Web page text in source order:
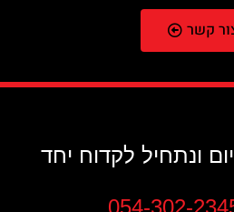
קשר
ונתחיל לקדוח יחד
054-302-